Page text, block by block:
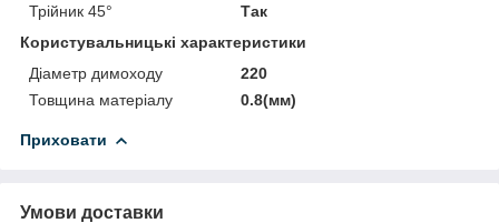
Трійник 45°
Так
Користувальницькі характеристики
Діаметр димоходу
220
Товщина матеріалу
0.8(мм)
Приховати
Умови доставки